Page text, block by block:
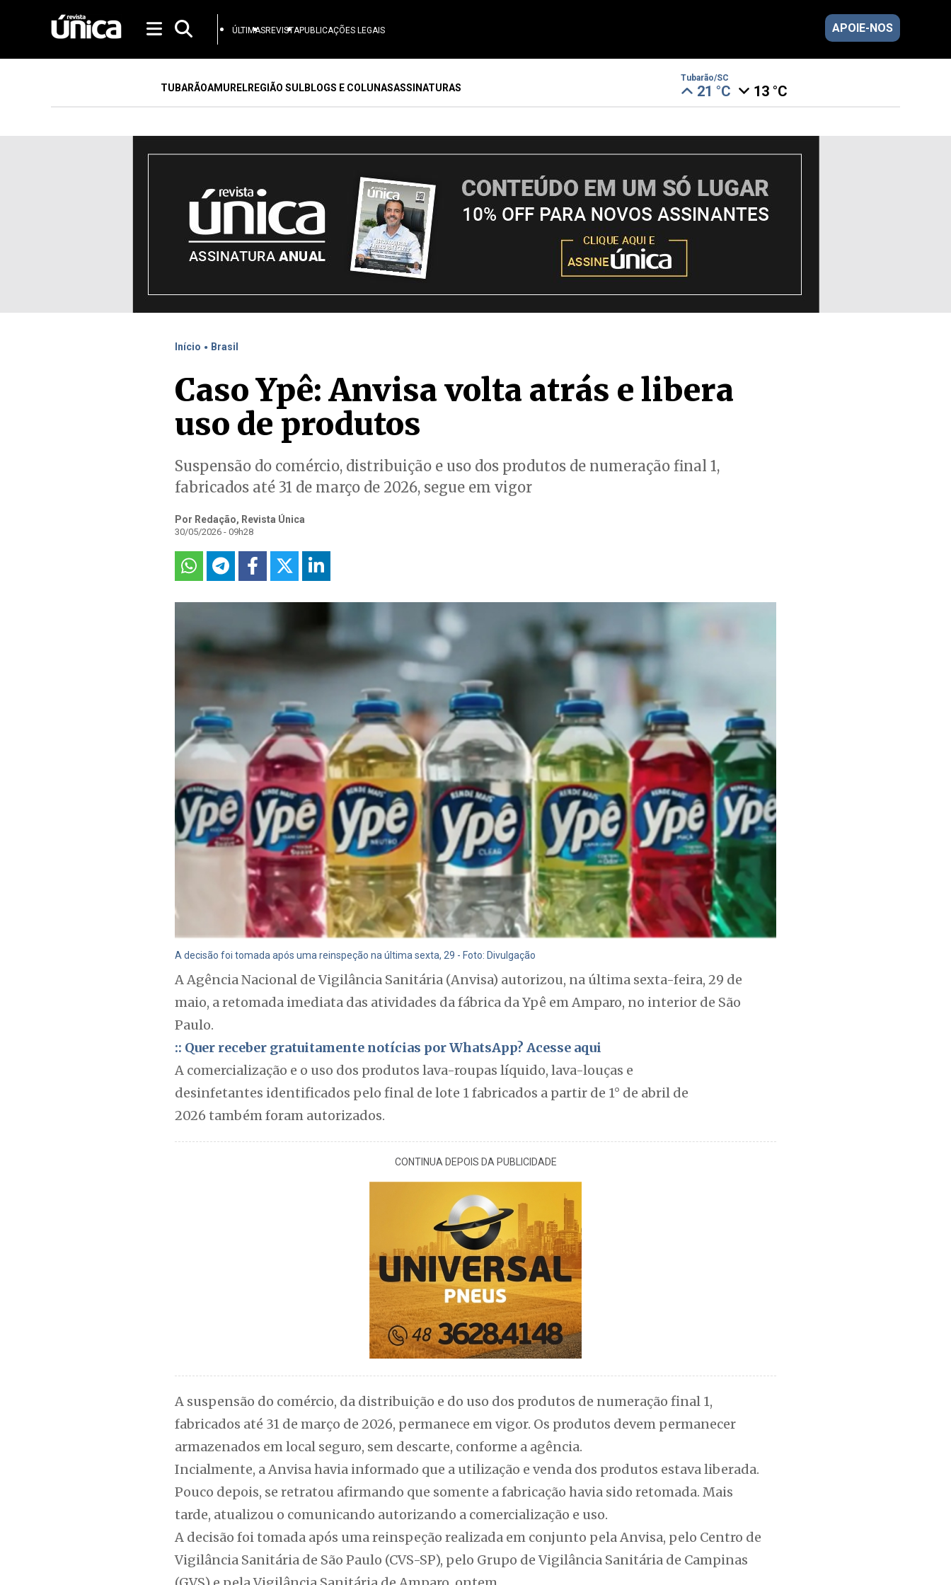
ÚLTIMASREVISTAPUBLICAÇÕES LEGAIS APOIE-NOS
TUBARÃOAMURELREGIÃO SULBLOGS E COLUNASASSINATURAS
Tubarão/SC
21 °C 13 °C
Início . Brasil
Caso Ypê: Anvisa volta atrás e libera
uso de produtos
Suspensão do comércio, distribuição e uso dos produtos de numeração final 1,
fabricados até 31 de março de 2026, segue em vigor
Por Redação, Revista Única
30/05/2026 - 09h28
A decisão foi tomada após uma reinspeção na última sexta, 29 - Foto: Divulgação
A Agência Nacional de Vigilância Sanitária (Anvisa) autorizou, na última sexta-feira, 29 de
maio, a retomada imediata das atividades da fábrica da Ypê em Amparo, no interior de São
Paulo.
:: Quer receber gratuitamente notícias por WhatsApp? Acesse aqui
A comercialização e o uso dos produtos lava-roupas líquido, lava-louças e
desinfetantes identificados pelo final de lote 1 fabricados a partir de 1° de abril de
2026 também foram autorizados.
CONTINUA DEPOIS DA PUBLICIDADE
A suspensão do comércio, da distribuição e do uso dos produtos de numeração final 1,
fabricados até 31 de março de 2026, permanece em vigor. Os produtos devem permanecer
armazenados em local seguro, sem descarte, conforme a agência.
Incialmente, a Anvisa havia informado que a utilização e venda dos produtos estava liberada.
Pouco depois, se retratou afirmando que somente a fabricação havia sido retomada. Mais
tarde, atualizou o comunicando autorizando a comercialização e uso.
A decisão foi tomada após uma reinspeção realizada em conjunto pela Anvisa, pelo Centro de
Vigilância Sanitária de São Paulo (CVS-SP), pelo Grupo de Vigilância Sanitária de Campinas